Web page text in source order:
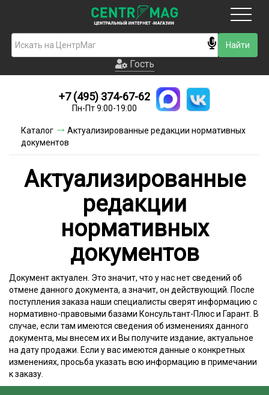
Гость
Новинки
Условия доставки
Контакты
Акции и скидки
Гость
+7 (495) 374-67-62
Пн-Пт 9:00-19:00
Каталог
Актуализированные редакции нормативных
документов
Актуализированные
редакции
нормативных
документов
Документ актуален. Это значит, что у нас нет сведений об
отмене данного документа, а значит, он действующий. После
поступления заказа наши специалисты сверят информацию с
нормативно-правовыми базами Консультант-Плюс и Гарант. В
случае, если там имеются сведения об изменениях данного
документа, мы внесем их и Вы получите издание, актуальное
на дату продажи. Если у вас имеются данные о конкретных
изменениях, просьба указать всю информацию в примечании
к заказу.